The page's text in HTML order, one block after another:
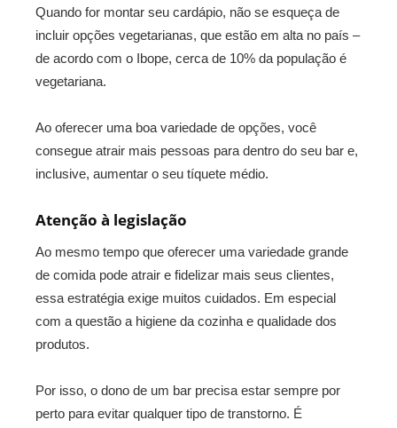
Quando for montar seu cardápio, não se esqueça de
incluir opções vegetarianas, que estão em alta no país –
de acordo com o Ibope, cerca de 10% da população é
vegetariana.
Ao oferecer uma boa variedade de opções, você
consegue atrair mais pessoas para dentro do seu bar e,
inclusive, aumentar o seu tíquete médio.
Atenção à legislação
Ao mesmo tempo que oferecer uma variedade grande
de comida pode atrair e fidelizar mais seus clientes,
essa estratégia exige muitos cuidados. Em especial
com a questão a higiene da cozinha e qualidade dos
produtos.
Por isso, o dono de um bar precisa estar sempre por
perto para evitar qualquer tipo de transtorno. É